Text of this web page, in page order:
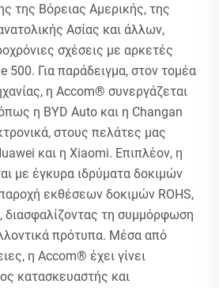
της Βόρειας Αμερικής, της
Ασίας και άλλων,
σχέσεις με αρκετές
500. Για παράδειγμα, στον τομέα
η Accom® συνεργάζεται
η BYD Auto και η Changan
στους πελάτες μας
και η Xiaomi. Επιπλέον, η
με έγκυρα ιδρύματα δοκιμών
εκθέσεων δοκιμών ROHS,
διασφαλίζοντας τη συμμόρφωση
πρότυπα. Μέσα από
η Accom® έχει γίνει
κατασκευαστής και